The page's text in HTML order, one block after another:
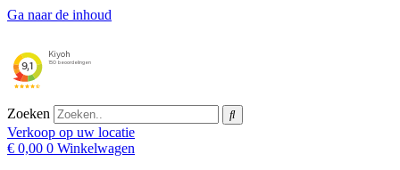
Ga naar de inhoud
Zoeken
Verkoop op uw locatie
€ 0,00 0 Winkelwagen